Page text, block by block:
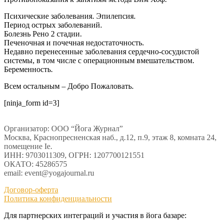
Психические заболевания. Эпилепсия.
Период острых заболеваний.
Болезнь Рено 2 стадии.
Печеночная и почечная недостаточность.
Недавно перенесенные заболевания сердечно-сосудистой
системы, в том числе с операционным вмешательством.
Беременность.
Всем остальным – Добро Пожаловать.
[ninja_form id=3]
Организатор: ООО “Йога Журнал”
Москва, Краснопресненская наб., д.12, п.9, этаж 8, комната 24,
помещение Ie.
ИНН: 9703011309, ОГРН: 1207700121551
ОКАТО: 45286575
email: event@yogajournal.ru
Договор-оферта
Политика конфиденциальности
Для партнерских интеграций и участия в йога базаре: